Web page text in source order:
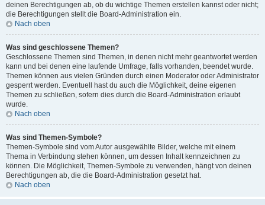
deinen Berechtigungen ab, ob du wichtige Themen erstellen kannst oder nicht;
die Berechtigungen stellt die Board-Administration ein.
Nach oben
Was sind geschlossene Themen?
Geschlossene Themen sind Themen, in denen nicht mehr geantwortet werden
kann und bei denen eine laufende Umfrage, falls vorhanden, beendet wurde.
Themen können aus vielen Gründen durch einen Moderator oder Administrator
gesperrt werden. Eventuell hast du auch die Möglichkeit, deine eigenen
Themen zu schließen, sofern dies durch die Board-Administration erlaubt
wurde.
Nach oben
Was sind Themen-Symbole?
Themen-Symbole sind vom Autor ausgewählte Bilder, welche mit einem
Thema in Verbindung stehen können, um dessen Inhalt kennzeichnen zu
können. Die Möglichkeit, Themen-Symbole zu verwenden, hängt von deinen
Berechtigungen ab, die die Board-Administration gesetzt hat.
Nach oben